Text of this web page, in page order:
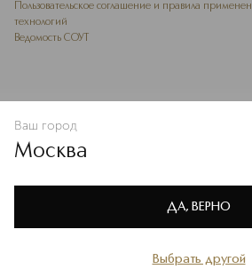
Политике конфиденциальности
В КОРЗИНУ
Пользовательское соглашение и правила
технологий
Ведомость СОУТ
Избранное
Ваш город
Москва
Выбрать другой
ДА, ВЕРНО